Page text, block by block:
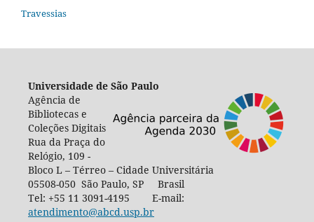
Travessias
Universidade de São Paulo
Agência de
Bibliotecas e
Coleções Digitais
Rua da Praça do
Relógio, 109 -
Bloco L – Térreo – Cidade Universitária
05508-050 São Paulo, SP Brasil
Tel: +55 11 3091-4195 E-mail:
atendimento@abcd.usp.br